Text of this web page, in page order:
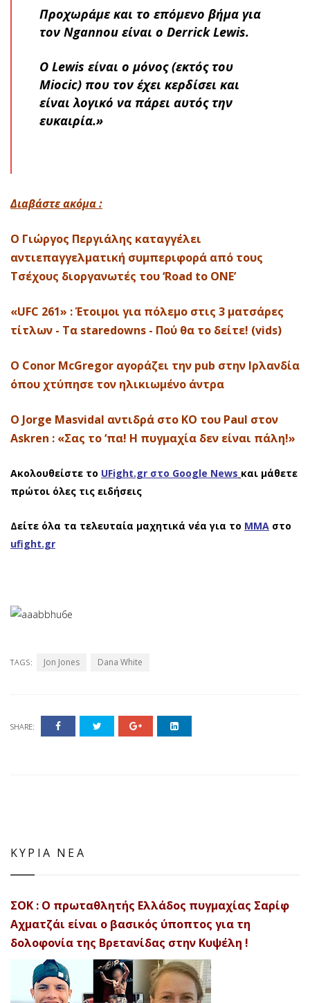
Προχωράμε και το επόμενο βήμα για
τον Ngannou είναι ο Derrick Lewis.
Ο Lewis είναι ο μόνος (εκτός του
Miocic) που τον έχει κερδίσει και
είναι λογικό να πάρει αυτός την
ευκαιρία.»
Διαβάστε ακόμα :
Ο Γιώργος Περγιάλης καταγγέλει
αντιεπαγγελματική συμπεριφορά από τους
Τσέχους διοργανωτές του ‘Road to ONE’
«UFC 261» : Έτοιμοι για πόλεμο στις 3 ματσάρες
τίτλων - Τα staredowns - Πού θα το δείτε! (vids)
Ο Conor McGregor αγοράζει την pub στην Ιρλανδία
όπου χτύπησε τον ηλικιωμένο άντρα
Ο Jorge Masvidal αντιδρά στο ΚΟ του Paul στον
Askren : «Σας το ‘πα! Η πυγμαχία δεν είναι πάλη!»
Ακολουθείστε το UFight.gr στο Google News και μάθετε
πρώτοι όλες τις ειδήσεις
Δείτε όλα τα τελευταία μαχητικά νέα για το ΜΜΑ στο
ufight.gr
TAGS: Jon Jones Dana White
SHARE:
ΚΥΡΙΑ ΝΕΑ
ΣΟΚ : Ο πρωταθλητής Ελλάδος πυγμαχίας Σαρίφ
Αχματζάι είναι ο βασικός ύποπτος για τη
δολοφονία της Βρετανίδας στην Κυψέλη !